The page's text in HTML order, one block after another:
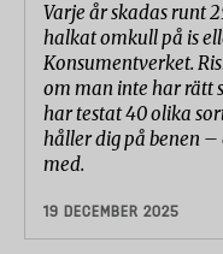
Varje år skadas runt
halkat omkull på is
Konsumentverket.
om man inte har rätt
har testat 40 olika
håller dig på benen
med.
19 DECEMBER 2025